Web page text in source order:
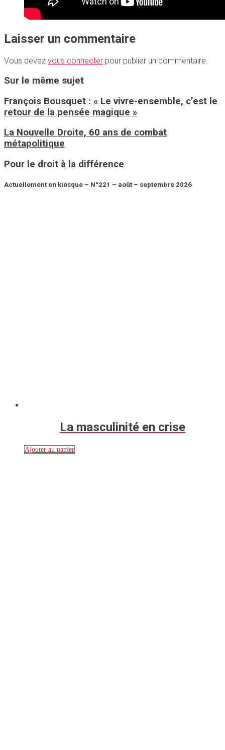
Laisser un commentaire
Vous devez vous connecter pour publier un commentaire.
Sur le même sujet
François Bousquet : « Le vivre-ensemble, c’est le
retour de la pensée magique »
La Nouvelle Droite, 60 ans de combat
métapolitique
Pour le droit à la différence
Actuellement en kiosque – N°221 – août – septembre 2026
La masculinité en crise
Ajouter au panier